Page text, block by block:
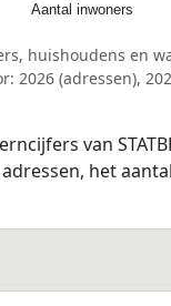
Aantal inwoners
huishoudens en
2026 (adressen),
van
het